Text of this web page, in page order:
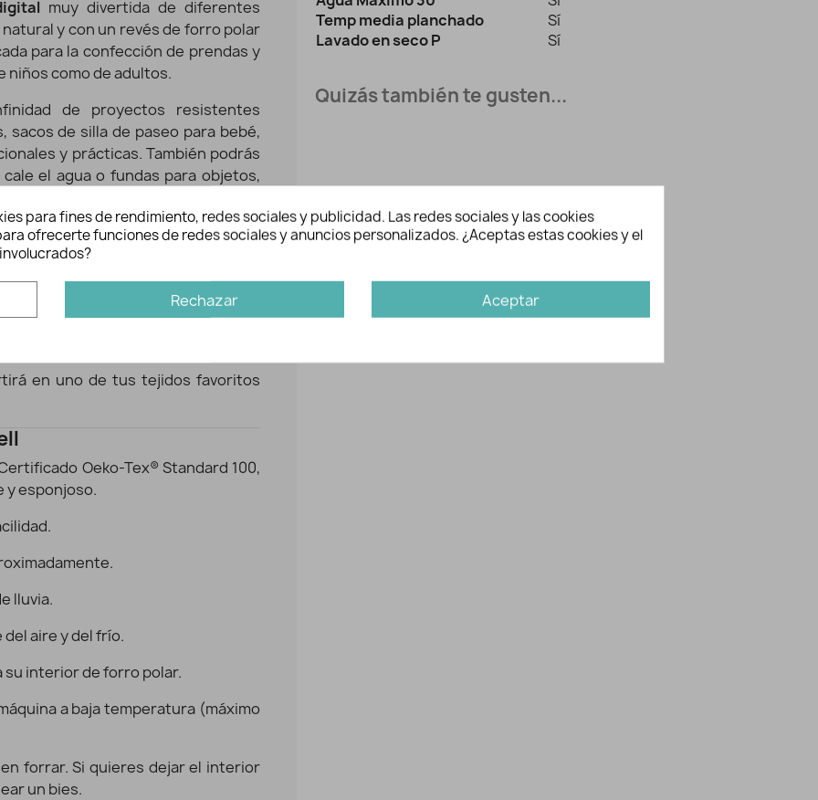
muy divertida de diferentes
y con un revés de forro polar
para la confección de prendas y
niños como de adultos.
de proyectos resistentes
sacos de silla de paseo para bebé,
y prácticas. También podrás
el agua o fundas para objetos,
preciosidad para ropa canina.
con cuerpo pero relativamente
tela donde cada una, cumple una
protege del viento y de la lluvia, y
De ahí su nombre en inglés
en uno de tus tejidos favoritos
Oeko-Tex® Standard 100,
y esponjoso.
lluvia.
aire y del frío.
su interior de forro polar.
a baja temperatura (máximo
forrar. Si quieres dejar el interior
un bies.
Temp media planchado
Sí
Lavado en seco P
Sí
Quizás también te gusten...
para fines de rendimiento, redes sociales y publicidad. Las redes sociales y las cookies
ofrecerte funciones de redes sociales y anuncios personalizados. ¿Aceptas estas cookies y el
Rechazar Aceptar